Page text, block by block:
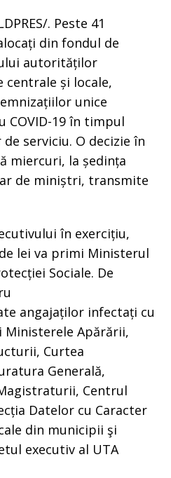
. Peste 41
din fondul de
autorităților
și locale,
unice
COVID-19 în timpul
serviciu. O decizie în
miercuri, la ședința
de miniștri, transmite
în exercițiu,
lei va primi Ministerul
Sociale. De
angajaților infectați cu
Apărării,
Curtea
Generală,
Centrul
Datelor cu Caracter
din municipii şi
executiv al UTA